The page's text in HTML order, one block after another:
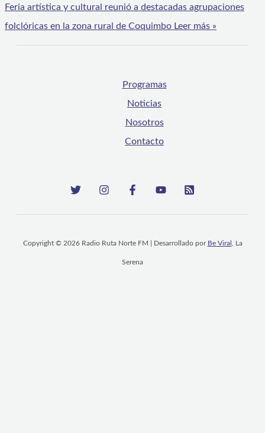
Feria artística y cultural reunió a destacadas agrupaciones
folclóricas en la zona rural de Coquimbo Leer más »
Programas
Noticias
Nosotros
Contacto
Copyright © 2026 Radio Ruta Norte FM | Desarrollado por Be Viral , La
Serena